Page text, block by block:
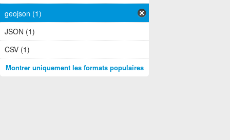
geojson (1)
JSON (1)
CSV (1)
Montrer uniquement les formats populaires